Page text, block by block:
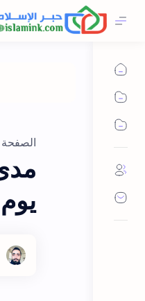
الصفحة